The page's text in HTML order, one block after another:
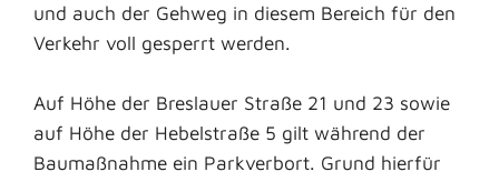
und auch der Gehweg in diesem Bereich für den
Verkehr voll gesperrt werden.
Auf Höhe der Breslauer Straße 21 und 23 sowie
auf Höhe der Hebelstraße 5 gilt während der
Baumaßnahme ein Parkverbort. Grund hierfür